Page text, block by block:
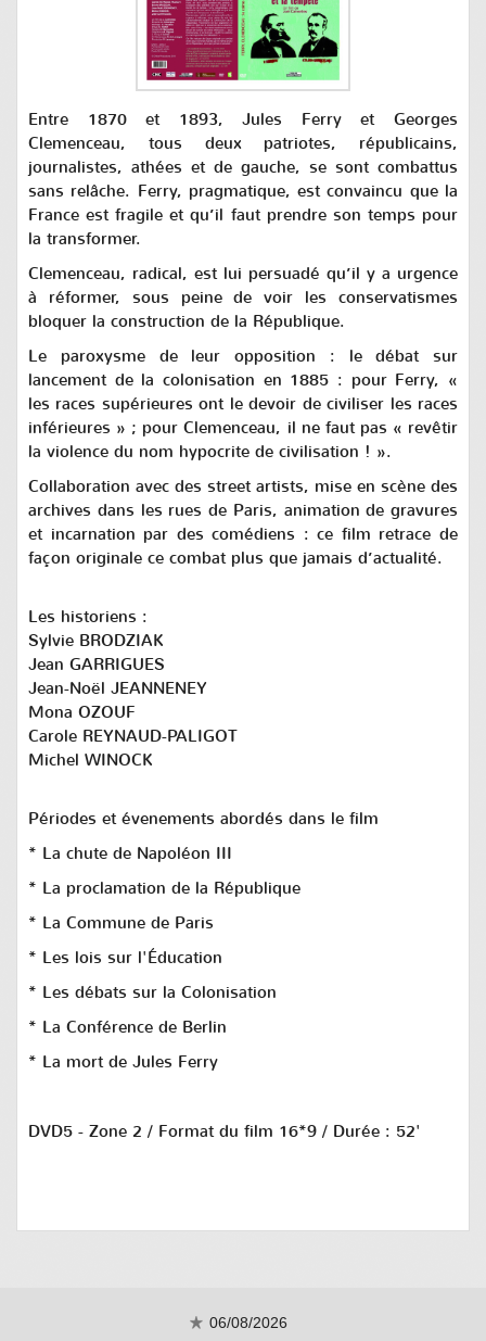
Entre 1870 et 1893, Jules Ferry et Georges
Clemenceau, tous deux patriotes, républicains,
journalistes, athées et de gauche, se sont combattus
sans relâche. Ferry, pragmatique, est convaincu que la
France est fragile et qu’il faut prendre son temps pour
la transformer.
Clemenceau, radical, est lui persuadé qu’il y a urgence
à réformer, sous peine de voir les conservatismes
bloquer la construction de la République.
Le paroxysme de leur opposition : le débat sur
lancement de la colonisation en 1885 : pour Ferry, «
les races supérieures ont le devoir de civiliser les races
inférieures » ; pour Clemenceau, il ne faut pas « revêtir
la violence du nom hypocrite de civilisation ! ».
Collaboration avec des street artists, mise en scène des
archives dans les rues de Paris, animation de gravures
et incarna­tion par des comédiens : ce film retrace de
façon originale ce combat plus que jamais d’actualité.
Les historiens :
Sylvie BRODZIAK
Jean GARRIGUES
Jean-Noël JEANNENEY
Mona OZOUF
Carole REYNAUD-PALIGOT
Michel WINOCK
Périodes et évenements abordés dans le film
* La chute de Napoléon III
* La proclamation de la République
* La Commune de Paris
* Les lois sur l'Éducation
* Les débats sur la Colonisation
* La Conférence de Berlin
* La mort de Jules Ferry
DVD5 - Zone 2 / Format du film 16*9 / Durée : 52'
06/08/2026